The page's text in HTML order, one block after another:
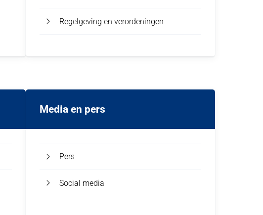
Regelgeving en verordeningen
Media en pers
Pers
Social media